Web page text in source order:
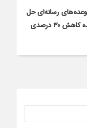
وعده‌های رسانه‌ای حل
نمی‌شود! / مهرماه زمان راستی‌آزمایی وعده کاهش ۳۰ درصدی